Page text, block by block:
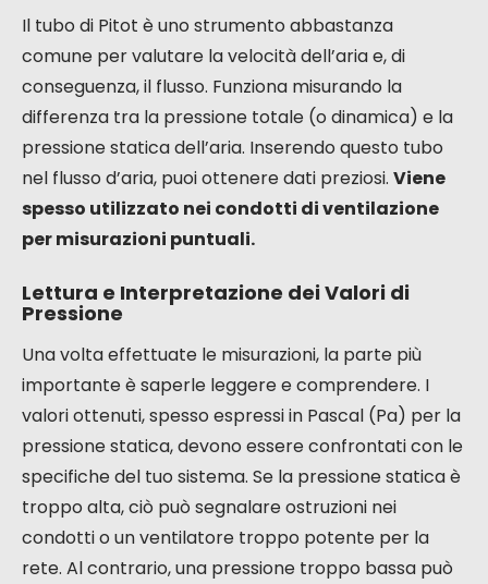
Il tubo di Pitot è uno strumento abbastanza
comune per valutare la velocità dell’aria e, di
conseguenza, il flusso. Funziona misurando la
differenza tra la pressione totale (o dinamica) e la
pressione statica dell’aria. Inserendo questo tubo
nel flusso d’aria, puoi ottenere dati preziosi. Viene
spesso utilizzato nei condotti di ventilazione
per misurazioni puntuali.
Lettura e Interpretazione dei Valori di
Pressione
Una volta effettuate le misurazioni, la parte più
importante è saperle leggere e comprendere. I
valori ottenuti, spesso espressi in Pascal (Pa) per la
pressione statica, devono essere confrontati con le
specifiche del tuo sistema. Se la pressione statica è
troppo alta, ciò può segnalare ostruzioni nei
condotti o un ventilatore troppo potente per la
rete. Al contrario, una pressione troppo bassa può